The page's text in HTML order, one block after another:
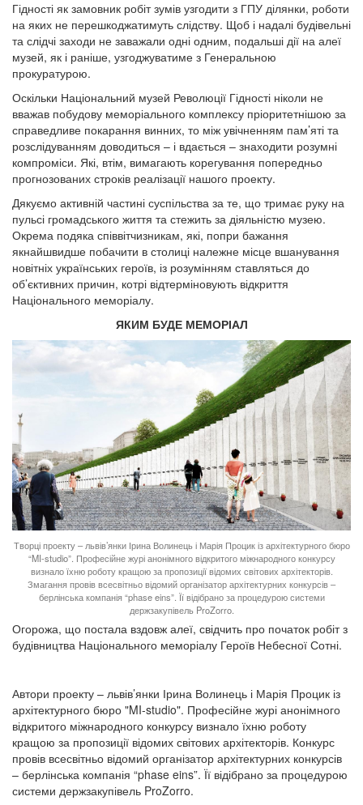
Гідності як замовник робіт зумів узгодити з ГПУ ділянки, роботи
на яких не перешкоджатимуть слідству. Щоб і надалі будівельні
та слідчі заходи не заважали одні одним, подальші дії на алеї
музей, як і раніше, узгоджуватиме з Генеральною
прокуратурою.
Оскільки Національний музей Революції Гідності ніколи не
вважав побудову меморіального комплексу пріоритетнішою за
справедливе покарання винних, то між увічненням пам’яті та
розслідуванням доводиться – і вдається – знаходити розумні
компроміси. Які, втім, вимагають корегування попередньо
прогнозованих строків реалізації нашого проекту.
Дякуємо активній частині суспільства за те, що тримає руку на
пульсі громадського життя та стежить за діяльністю музею.
Окрема подяка співвітчизникам, які, попри бажання
якнайшвидше побачити в столиці належне місце вшанування
новітніх українських героїв, із розумінням ставляться до
об’єктивних причин, котрі відтерміновують відкриття
Національного меморіалу.
ЯКИМ БУДЕ МЕМОРІАЛ
Творці проекту – львів’янки Ірина Волинець і Марія Процик із архітектурного бюро
“MI-studio”. Професійне журі анонімного відкритого міжнародного конкурсу
визнало їхню роботу кращою за пропозиції відомих світових архітекторів.
Змагання провів всесвітньо відомий організатор архітектурних конкурсів –
берлінська компанія “phase eins”. Її відібрано за процедурою системи
держзакупівель ProZorro.
Огорожа, що постала вздовж алеї, свідчить про початок робіт з
будівництва Національного меморіалу Героїв Небесної Сотні.
Автори проекту – львів’янки Ірина Волинець і Марія Процик із
архітектурного бюро "MI-studio". Професійне журі анонімного
відкритого міжнародного конкурсу визнало їхню роботу
кращою за пропозиції відомих світових архітекторів. Конкурс
провів всесвітньо відомий організатор архітектурних конкурсів
– берлінська компанія “phase eins”. Її відібрано за процедурою
системи держзакупівель ProZorro.